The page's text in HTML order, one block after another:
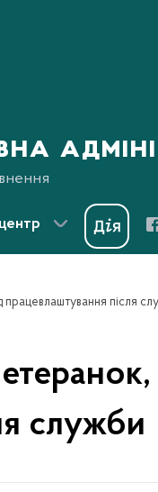
працевлаштування після
служби